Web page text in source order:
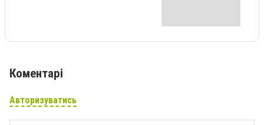
Коментарі
Авторизуватись